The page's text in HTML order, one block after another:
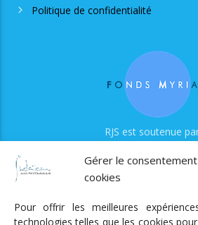
Gérer le
cookies
Pour offrir les meilleures
technologies telles que les cookies
Politique de confidentialité
RJS est soutenue